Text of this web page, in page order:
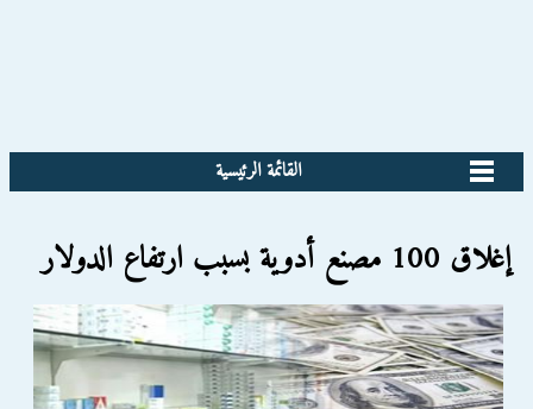
القائمة الرئيسية
إغلاق 100 مصنع أدوية بسبب ارتفاع الدولار